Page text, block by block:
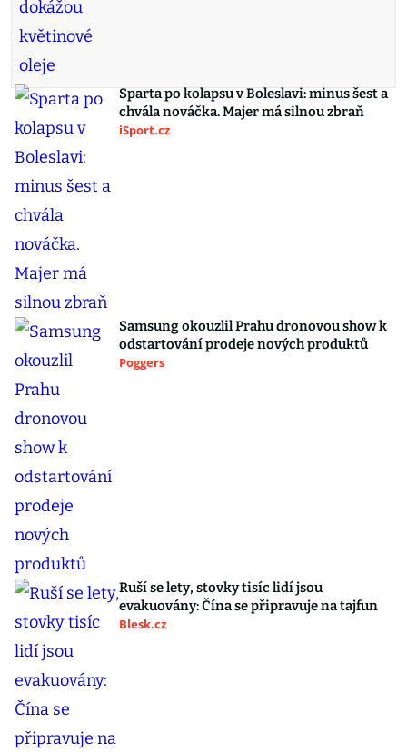
Sparta po kolapsu v Boleslavi: minus šest a
chvála nováčka. Majer má silnou zbraň
iSport.cz
Samsung okouzlil Prahu dronovou show k
odstartování prodeje nových produktů
Poggers
Ruší se lety, stovky tisíc lidí jsou
evakuovány: Čína se připravuje na tajfun
Blesk.cz